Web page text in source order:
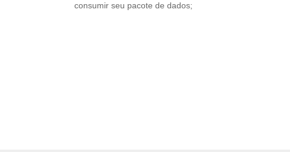
consumir seu pacote de dados;